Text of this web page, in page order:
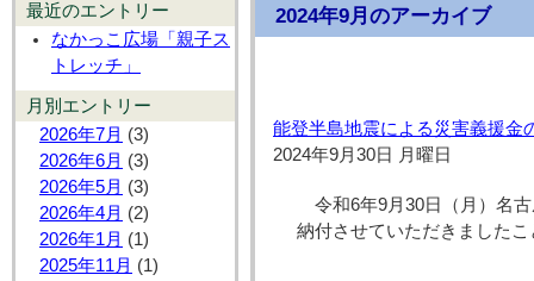
最近のエントリー
なかっこ広場「親子ス
トレッチ」
月別エントリー
2026年7月 (3)
2026年6月 (3)
2026年5月 (3)
2026年4月 (2)
2026年1月 (1)
2025年11月 (1)
2024年9月のアーカイブ
能登半島地震による災害義援金
2024年9月30日 月曜日
令和6年9月30日（月）名
納付させていただきました